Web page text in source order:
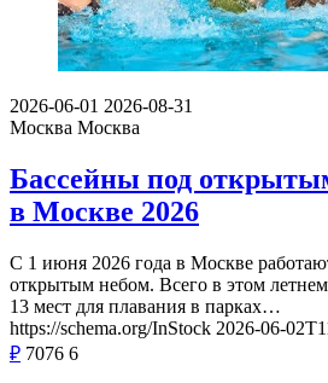
2026-06-01 2026-08-31
Москва Москва
Бассейны под
в Москве 2026
С 1 июня 2026 года в Москве
открытым небом. Всего в этом летнем
13 мест для плавания в парках…
https://schema.org/InStock 2026-06-
₽ 7076 6